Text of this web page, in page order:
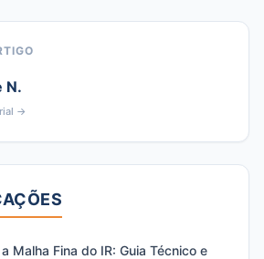
N.
→
Malha Fina do IR: Guia Técnico e